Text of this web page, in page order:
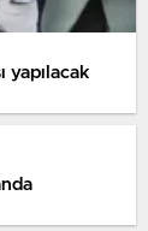
yapılacak